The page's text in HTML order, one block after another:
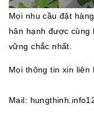
Mọi nhu cầu đặt
hân hạnh được cùng
vững chắc nhất.
Mọi thông tin xin liên
Mail: